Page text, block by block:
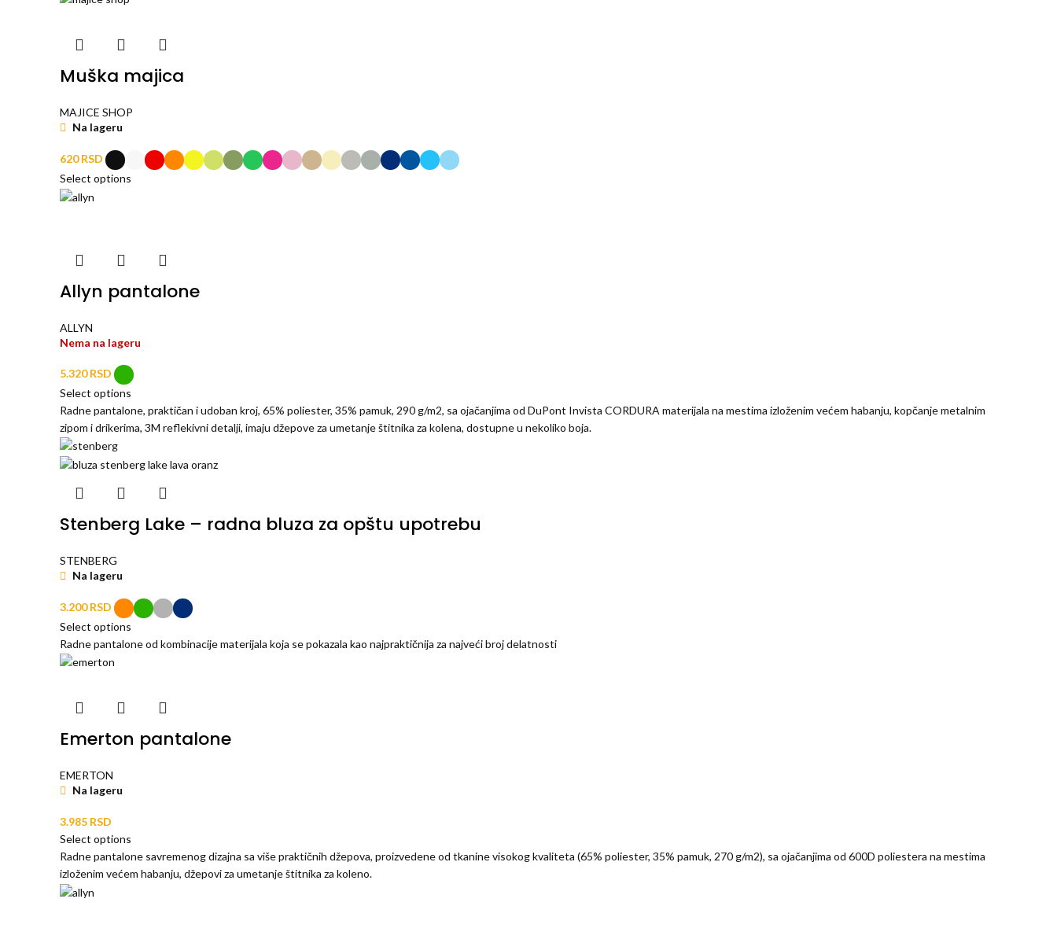
Muška majica
MAJICE SHOP
Na lageru
RSD
Select options
Allyn pantalone
ALLYN
Nema na lageru
RSD
Select options
Radne pantalone, praktičan i udoban kroj, 65% poliester, 35% pamuk, 290 g/m2, sa ojačanjima od DuPont Invista CORDURA materijala na mestima izloženim većem habanju, kopčanje metalnim
zipom i drikerima, 3M reflekivni detalji, imaju džepove za umetanje štitnika za kolena, dostupne u nekoliko boja.
Stenberg Lake – radna bluza za opštu upotrebu
STENBERG
Na lageru
RSD
Select options
Radne pantalone od kombinacije materijala koja se pokazala kao najpraktičnija za najveći broj delatnosti
Emerton pantalone
EMERTON
Na lageru
RSD
Select options
Radne pantalone savremenog dizajna sa više praktičnih džepova, proizvedene od tkanine visokog kvaliteta (65% poliester, 35% pamuk, 270 g/m2), sa ojačanjima od 600D poliestera na mestima
izloženim većem habanju, džepovi za umetanje štitnika za koleno.